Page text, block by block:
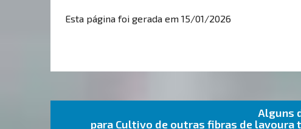
Esta página foi gerada em 15/01/2026
Alguns
para Cultivo de outras fibras de lavoura